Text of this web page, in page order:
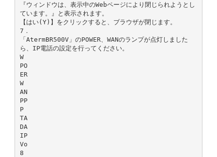
『ウィンドウは、表示中のWebページにより閉じられようとし
ています。』と表示されます。
【はい(Y)】をクリックすると、ブラウザが閉じます。
7．
「AtermBR500V」のPOWER、WANのランプが点灯しました
ら、IP電話の設定を行ってください。
W
PO
ER
W
AN
PP
P
TA
DA
IP
Vo
8